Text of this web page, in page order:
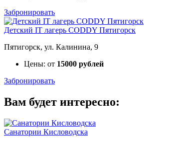
Забронировать
Детский IT лагерь CODDY Пятигорск
Пятигорск, ул. Калинина, 9
Цены: от 15000 рублей
Забронировать
Вам будет интересно:
Санатории Кисловодска